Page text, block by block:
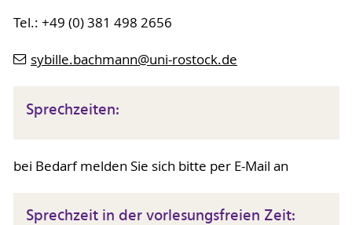
Tel.: +49 (0) 381 498 2656
sybille.bachmann@uni-rostock.de
Sprechzeiten:
bei Bedarf melden Sie sich bitte per E-Mail an
Sprechzeit in der vorlesungsfreien Zeit: